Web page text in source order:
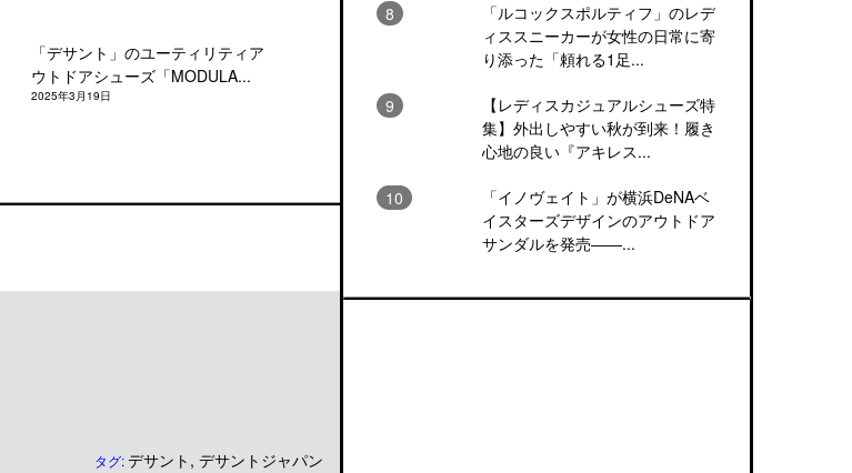
「デサント」のユーティリティア
ウトドアシューズ「MODULA...
2025年3月19日
タグ:デサント , デサントジャパン
「ルコックスポルティフ」のレデ
ィススニーカーが女性の日常に寄
り添った「頼れる1足...
【レディスカジュアルシューズ特
集】外出しやすい秋が到来！履き
心地の良い『アキレス...
「イノヴェイト」が横浜DeNAベ
イスターズデザインのアウトドア
サンダルを発売――...